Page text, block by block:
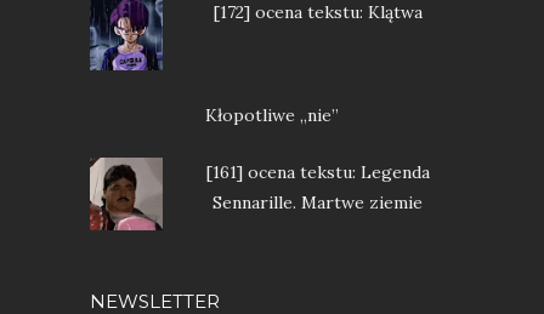
[172] ocena tekstu: Klątwa
Kłopotliwe „nie”
[161] ocena tekstu: Legenda
Sennarille. Martwe ziemie
NEWSLETTER